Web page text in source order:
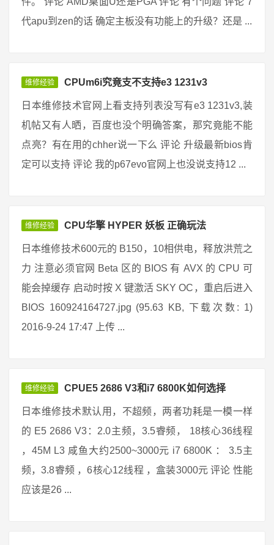
代apu到zen的话 确定主板没有功能上的升级？还是 ...
维修经验 CPUm6i究竟支不支持e3 1231v3
日本维修技术官网上看支持列表没写有e3 1231v3,装
机帖又有人晒，百度也没个明确答案，那究竟能不能
点亮？有在用的chher说一下么 评论 升级最新bios肯
定可以支持 评论 我的p67evo官网上也没说支持12 ...
维修经验 CPU华擎 HYPER 妖板 正确玩法
日本维修技术600元的 B150，10相供电，释放洪荒之
力 注意必须官网 Beta 区的 BIOS 有 AVX 的 CPU 可
能会掉缓存 启动时按 X 键激活 SKY OC，重启后进入
BIOS 160924164727.jpg (95.63 KB, 下载次数: 1)
2016-9-24 17:47 上传 ...
维修经验 CPUE5 2686 V3和i7 6800K如何选择
日本维修技术默认用，不超频，两者功耗是一模一样
的 E5 2686 V3：2.0主频，3.5睿频， 18核心36线程
，45M L3 咸鱼大约2500~3000元 i7 6800K ： 3.5主
频，3.8睿频 ，6核心12线程 ，盒装3000元 评论 性能
应该是26 ...